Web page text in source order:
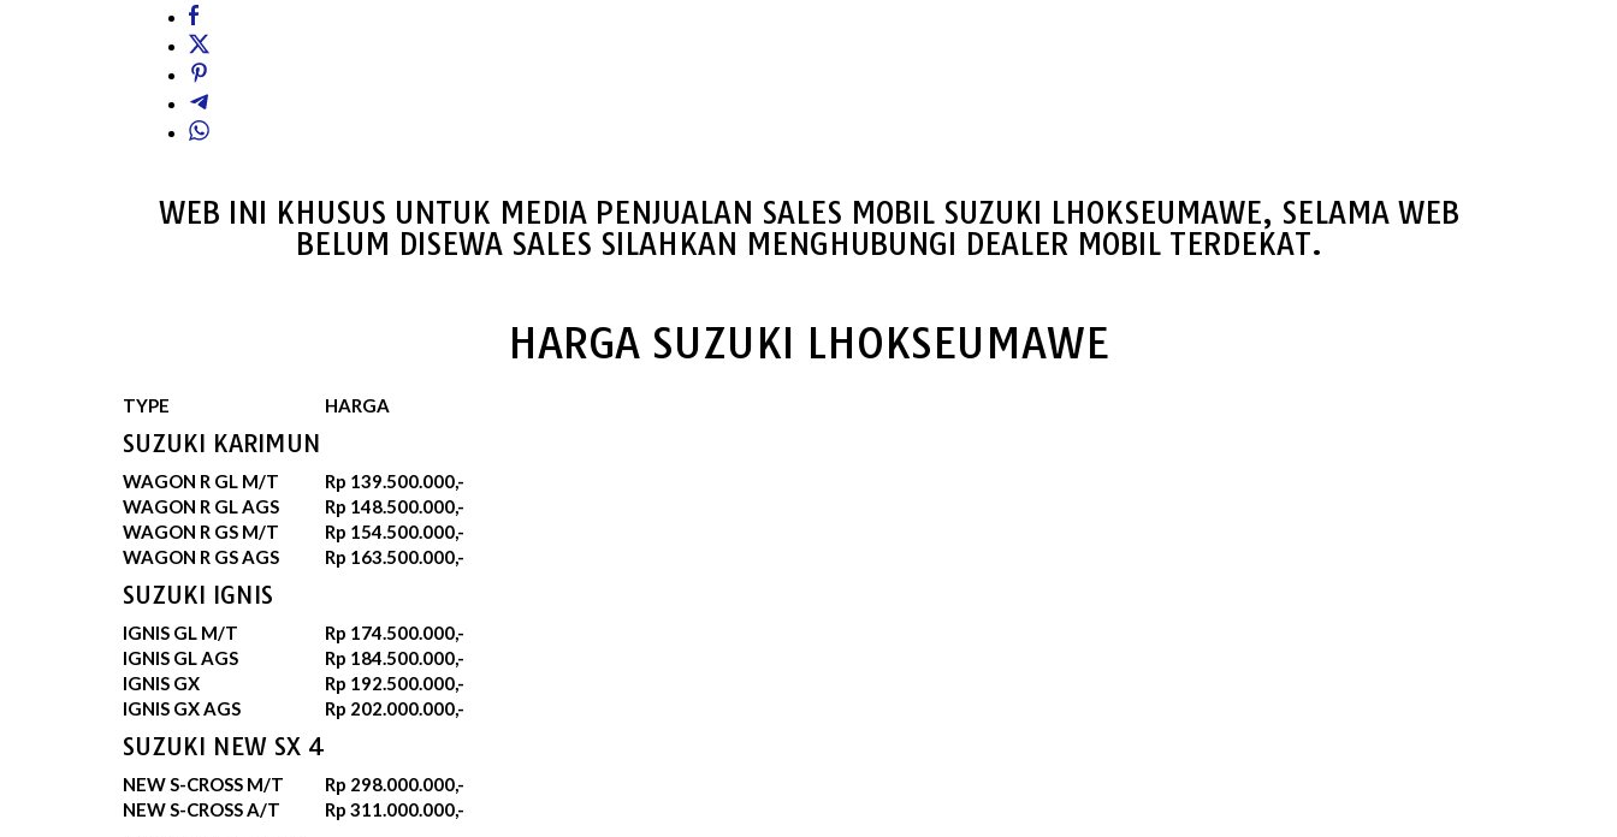
WEB INI KHUSUS UNTUK MEDIA PENJUALAN SALES MOBIL SUZUKI LHOKSEUMAWE, SELAMA WEB
BELUM DISEWA SALES SILAHKAN MENGHUBUNGI DEALER MOBIL TERDEKAT.
HARGA SUZUKI LHOKSEUMAWE
TYPE HARGA
SUZUKI KARIMUN
WAGON R GL M/T
Rp 139.500.000,-
WAGON R GL AGS
Rp 148.500.000,-
WAGON R GS M/T
Rp 154.500.000,-
WAGON R GS AGS
Rp 163.500.000,-
SUZUKI IGNIS
IGNIS GL M/T
Rp 174.500.000,-
IGNIS GL AGS
Rp 184.500.000,-
IGNIS GX
Rp 192.500.000,-
IGNIS GX AGS
Rp 202.000.000,-
SUZUKI NEW SX 4
NEW S-CROSS M/T
Rp 298.000.000,-
NEW S-CROSS A/T
Rp 311.000.000,-